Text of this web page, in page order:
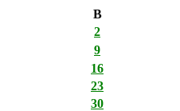
В
2
9
16
23
30